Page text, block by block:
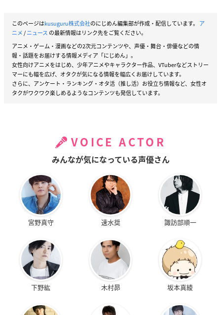
このページはkusuguru株式会社のにじめん編集部が作成・配信しています。 ア
ニメ/ニュース の最新情報はリンク先をご覧ください。
アニメ・ゲーム・漫画などの2次元コンテンツや、声優・舞台・俳優などの情
報・話題をお届けする情報メディア「にじめん」。
女性向けアニメをはじめ、少年アニメやキャラクター作品、VTuberなどストリー
マーにも幅を広げ、オタクが気になる情報を幅広くお届けしています。
さらに、アンケート・ランキング・オタ活（推し活）お役立ち情報など、女性オ
タクがワクワク楽しめるようなコンテンツも発信しています。
VOICE ACTOR
みんなが気になっている声優さん
宮野真守 速水奨 諏訪部順一
下野紘 木村昴 坂本真綾